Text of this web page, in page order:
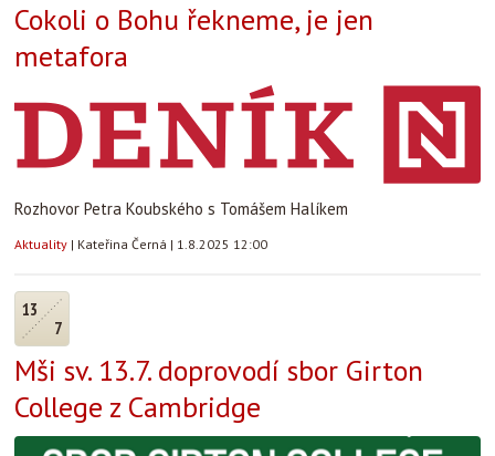
Cokoli o Bohu řekneme, je jen
metafora
Rozhovor Petra Koubského s Tomášem Halíkem
Aktuality | Kateřina Černá | 1.8.2025 12:00
13
7
Mši sv. 13.7. doprovodí sbor Girton
College z Cambridge